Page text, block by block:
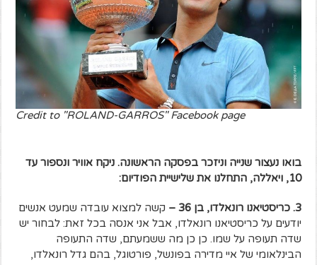
Credit to "ROLAND-GARROS" Facebook page
בואו נעצור שנייה וניזכר בפסקה הראשונה. ניקח אוויר ונספור עד
10, ויאללה, התחלנו את שלישיית הפודיום:
3. כריסטיאנו רונאלדו, בן 36 –
קשה למצוא עובדה שמעט אנשים
יודעים על כריסטיאנו רונאלדו, אבל אני אנסה בכל זאת: לבחור יש
שדה תעופה על שמו. כן כן מה ששמעתם, שדה התעופה
הבינלאומי של איי מדירה בפונשל, פורטוגל, בהם גדל רונאלדו,